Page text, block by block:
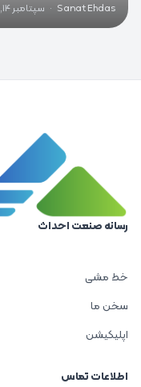
Sanat Ehdas
· سپتامبر 14, 2025
رسانه صنعت احداث
خط مشی
سخن ما
اپلیکیشن
اطلاعات تماس